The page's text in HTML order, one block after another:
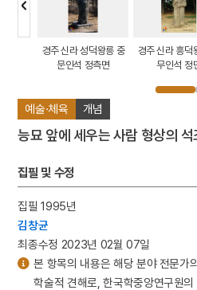
예술·체육 개념
능묘 앞에 세우는 사람 형상의 석
집필 및 수정
집필 1995년
김창균
최종수정 2023년 02월 07일
경주 신라 성덕왕릉 중
문인석 정측면
경주 신라 흥덕
무인석 정
본 항목의 내용은 해당 분야 전문가
학술적 견해로, 한국학중앙연구원